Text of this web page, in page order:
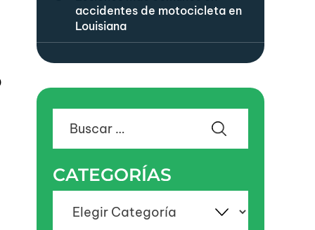
accidentes de motocicleta en
Louisiana
CATEGORÍAS